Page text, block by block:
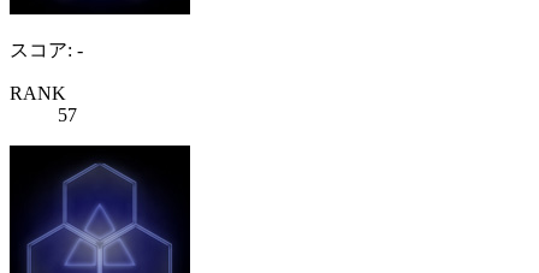
スコア: -
RANK
57